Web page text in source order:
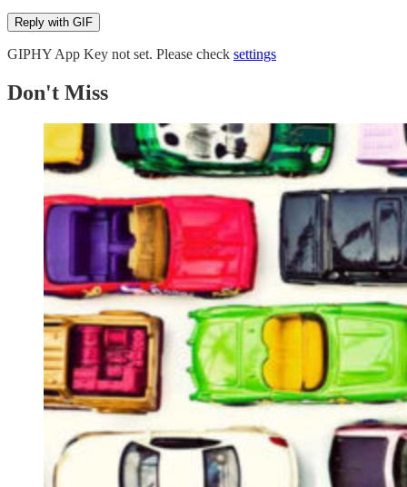
Reply with GIF
GIPHY App Key not set. Please check settings
Don't Miss